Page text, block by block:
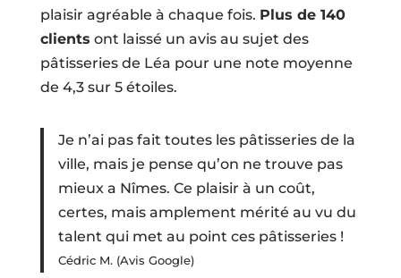
plaisir agréable à chaque fois. Plus de 140
clients ont laissé un avis au sujet des
pâtisseries de Léa pour une note moyenne
de 4,3 sur 5 étoiles.
Je n’ai pas fait toutes les pâtisseries de la
ville, mais je pense qu’on ne trouve pas
mieux a Nîmes. Ce plaisir à un coût,
certes, mais amplement mérité au vu du
talent qui met au point ces pâtisseries !
Cédric M. (Avis Google)